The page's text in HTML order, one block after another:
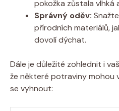
pokožka zůstala vlhká
Správný oděv:
přírodních materiálů,
dovolí dýchat.
Dále je důležité zohlednit i
že některé potraviny mohou
se vyhnout: